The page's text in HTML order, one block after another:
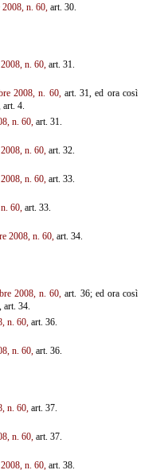
n. 60,art. 30.
n. 60,art. 31.
2008, n. 60,art. 31, ed ora così
4.
n. 60,art. 31.
n. 60,art. 32.
n. 60,art. 33.
60,art. 33.
2008, n. 60,art. 34.
2008, n. 60, art. 36; ed ora così
34.
n. 60,art. 36.
n. 60,art. 36.
n. 60,art. 37.
n. 60,art. 37.
n. 60,art. 38.